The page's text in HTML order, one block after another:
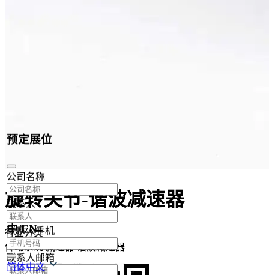
旋转关节-谐波减速器
行业分类
传动系统 减速器 谐波减速器
预定展位
公司名称
联系人
联系人手机
联系人邮箱
中/EN
简体中文